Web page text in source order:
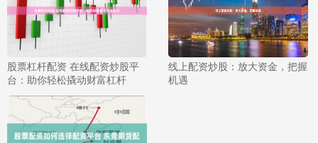
股票杠杆配资 在线配资炒股平
台：助你轻松撬动财富杠杆
线上配资炒股：放大资金，把握
机遇